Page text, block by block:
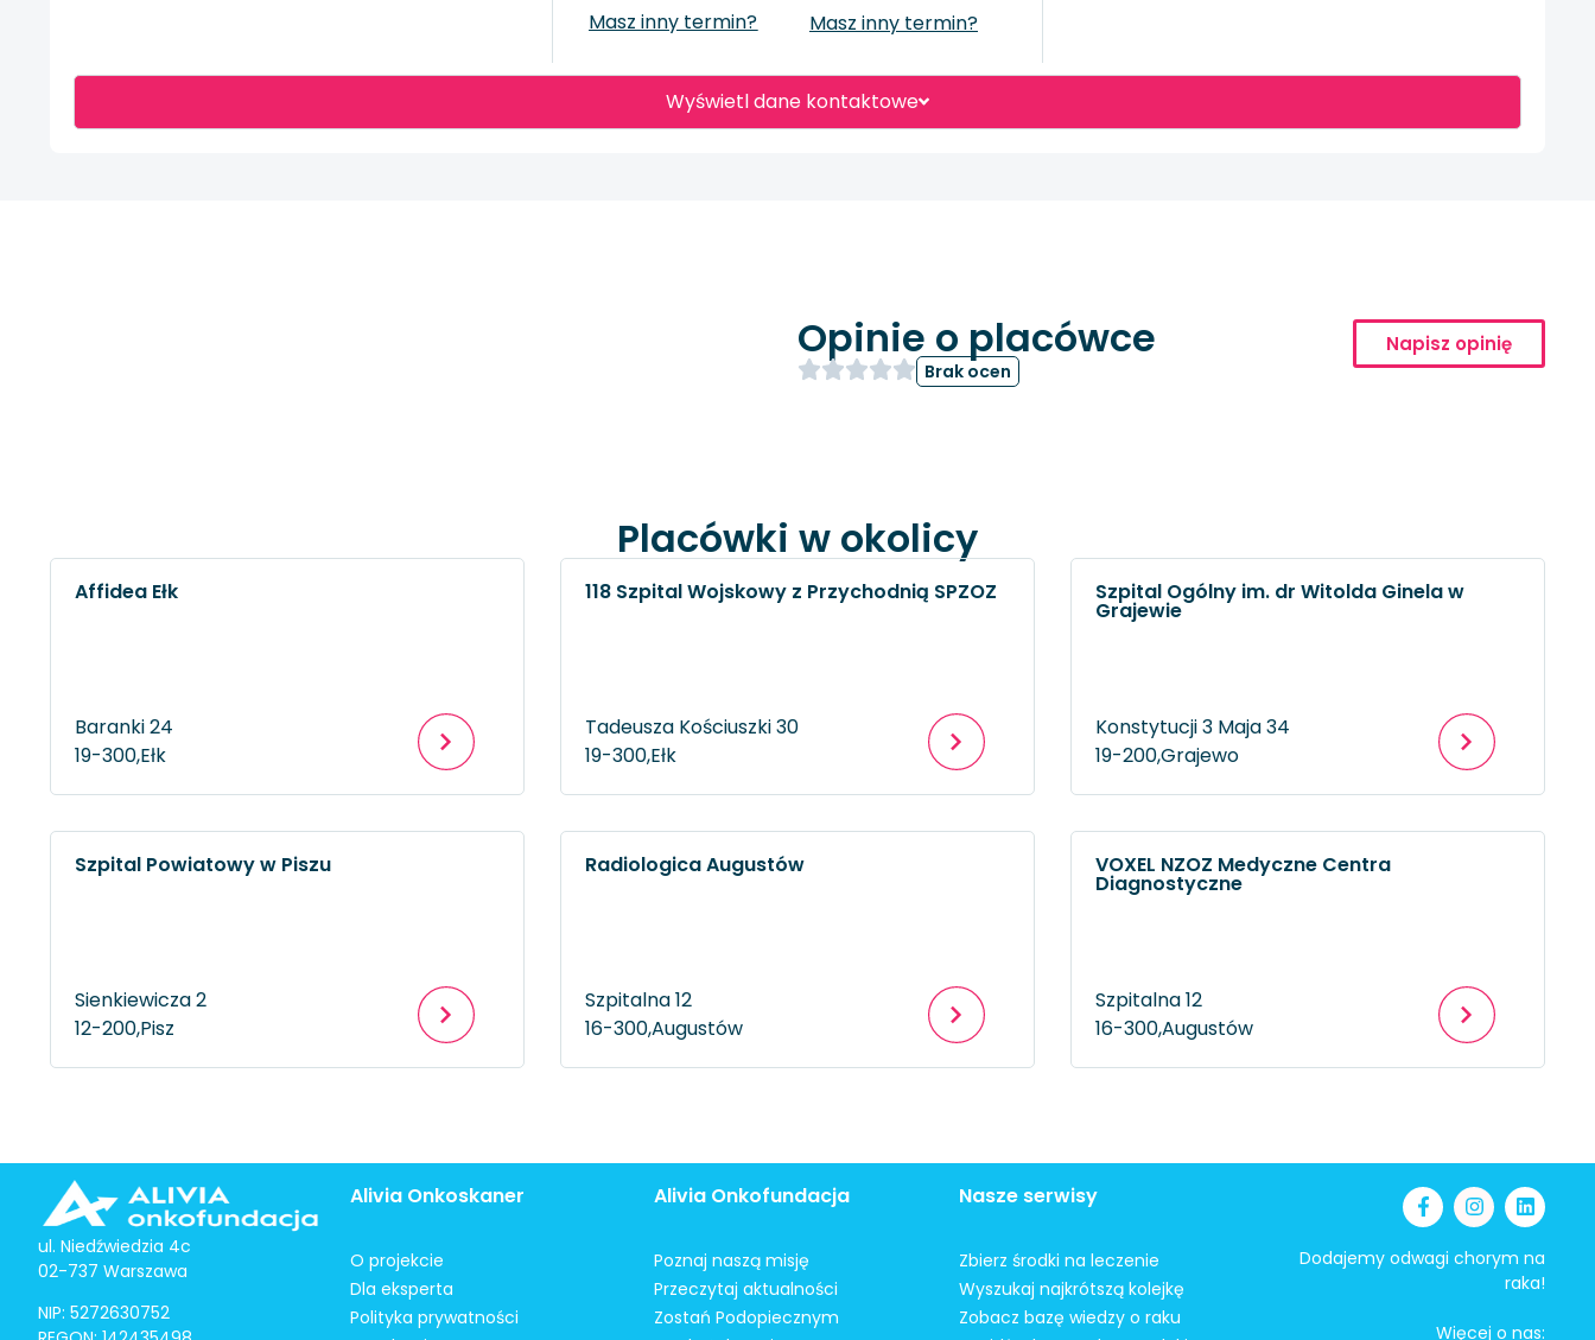
Wyświetl dane kontaktowe
Masz inny termin?
Masz inny termin?
Opinie o placówce
Brak ocen
Napisz opinię
Placówki w okolicy
Affidea Ełk
Baranki 24
19-300,Ełk
118 Szpital Wojskowy z Przychodnią SPZOZ
Tadeusza Kościuszki 30
19-300,Ełk
Szpital Ogólny im. dr Witolda Ginela w
Grajewie
Konstytucji 3 Maja 34
19-200,Grajewo
Szpital Powiatowy w Piszu
Sienkiewicza 2
12-200,Pisz
Radiologica Augustów
Szpitalna 12
16-300,Augustów
VOXEL NZOZ Medyczne Centra
Diagnostyczne
Szpitalna 12
16-300,Augustów
ul. Niedźwiedzia 4c
02-737 Warszawa
NIP: 5272630752
Alivia Onkoskaner
O projekcie
Dla eksperta
Polityka prywatności
Alivia Onkofundacja
Poznaj naszą misję
Przeczytaj aktualności
Zostań Podopiecznym
Nasze serwisy
Zbierz środki na leczenie
Wyszukaj najkrótszą kolejkę
Zobacz bazę wiedzy o raku
Dodajemy odwagi chorym na
raka!
Więcej o nas: